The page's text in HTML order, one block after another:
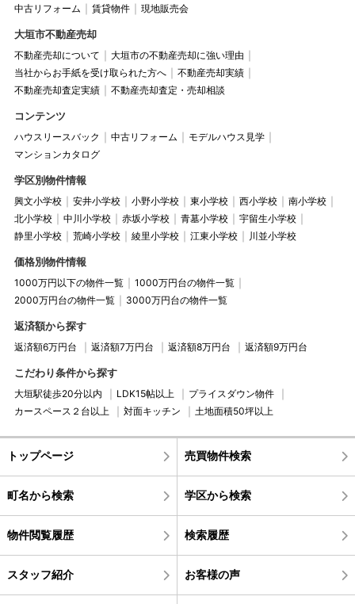
中古リフォーム
賃貸物件 現地販売会
大垣市不動産売却
不動産売却について
大垣市の不動産売却に強い理由
当社からお手紙を受け取られた方へ
不動産売却実績
不動産売却査定実績
不動産売却査定・売却相談
コンテンツ
ハウスリースバック 中古リフォーム
モデルハウス見学
マンションカタログ
学区別物件情報
興文小学校 安井小学校 小野小学校 東小学校 西小学校
南小学校
北小学校
中川小学校 赤坂小学校 青墓小学校
宇留生小学校
静里小学校
荒崎小学校 綾里小学校 江東小学校 川並小学校
価格別物件情報
1000万円以下の物件一覧
1000万円台の物件一覧
2000万円台の物件一覧
3000万円台の物件一覧
返済額から探す
返済額6万円台 返済額7万円台 返済額8万円台 返済額9万円台
こだわり条件から探す
大垣駅徒歩20分以内 LDK15帖以上
プライスダウン物件
カースペース２台以上
対面キッチン 土地面積50坪以上
トップページ 売買物件検索
町名から検索 学区から検索
物件閲覧履歴 検索履歴
スタッフ紹介 お客様の声